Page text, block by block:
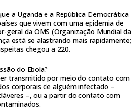
a Uganda e a República Democrática
que vivem com uma epidemia de
geral da OMS (Organização Mundial da
está se alastrando mais rapidamente;
chegou a 220.
do Ebola?
transmitido por meio do contato com
corporais de alguém infectado –
–, ou a partir do contato com